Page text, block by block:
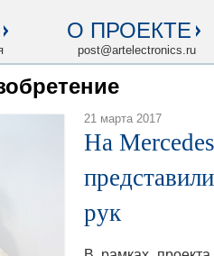
О ПРОЕКТЕ
post@artelectronics.ru
21 марта 2017
На
рук